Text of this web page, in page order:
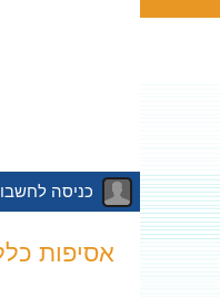
כניסה
אסיפות כלליות